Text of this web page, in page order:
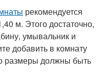
рекомендуется
м. Этого достаточно,
умывальник и
добавить в комнату
размеры должны быть